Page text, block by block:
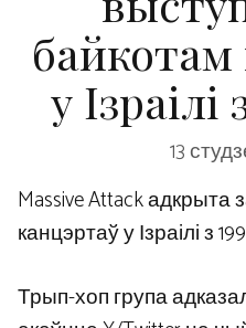
байкотам
у Ізраілі
13
Massive Attack
канцэртаў у Ізраілі з
Трып-хоп група